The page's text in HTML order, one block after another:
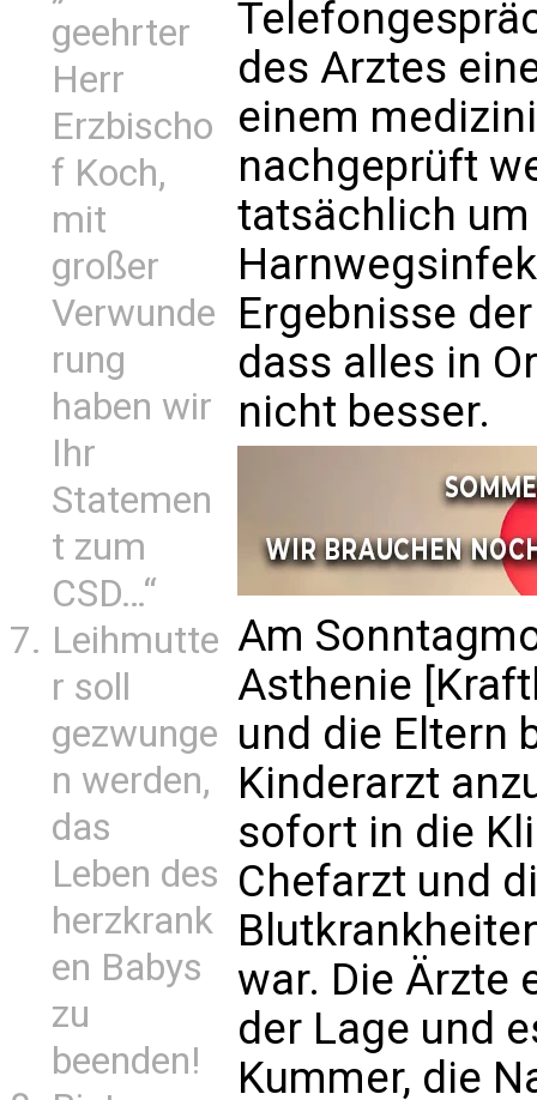
geehrter
Herr
Erzbischo
f Koch,
mit
großer
Verwunde
rung
haben wir
Ihr
Statemen
t zum
CSD…“
Leihmutte
r soll
gezwunge
n werden,
das
Leben des
herzkrank
en Babys
zu
beenden!
des Arztes
einem
nachgeprüft
tatsächlich
Ergebnisse
dass alles in
nicht besser.
Am
Asthenie
und die Eltern
Kinderarzt
sofort in die
Chefarzt und
war. Die Ärzte
der Lage und
Kummer, die